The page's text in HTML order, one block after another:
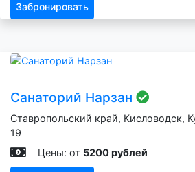
Забронировать
Санаторий Нарзан
Ставропольский край, Кисловодск,
19
Цены: от 5200 рублей